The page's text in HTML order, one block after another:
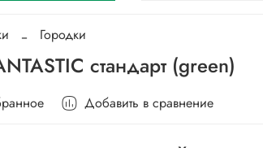
Городки
стандарт (green)
Добавить в сравнение